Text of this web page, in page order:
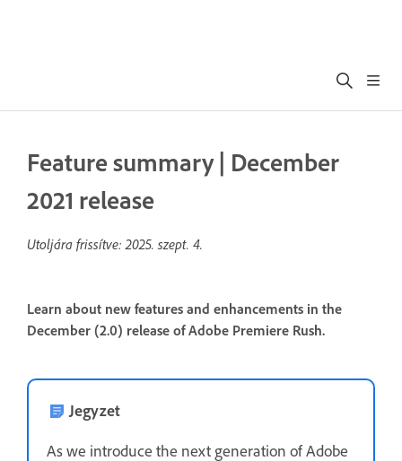
Feature summary | December
2021 release
Utoljára frissítve:2025. szept. 4.
Learn about new features and enhancements in the
December (2.0) release of Adobe Premiere Rush.
Jegyzet
As we introduce the next generation of Adobe